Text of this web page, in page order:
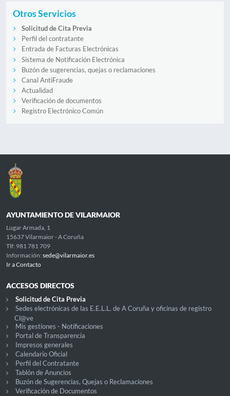
Otros Servicios
Solicitud de Cita Previa
Perfil del contratante
Entrada de Facturas Electrónicas
Sistema de Notificación Electrónica
Buzón de sugerencias, quejas o reclamaciones
Canal AntiFraude
Actualidad
Verificación de documentos
Registro Electrónico Común
AYUNTAMIENTO DE VILARMAIOR
Lugar Armada, 1
15637 Vilarmaior - A Coruña
Tlf: 981 781 709
Información: sede@vilarmaior.es
Ir a Contacto
ACCESOS DIRECTOS
Solicitud de Cita Previa
Sedes electrónicas de las E.E.L.L. de A Coruña y oficinas de registro
Cl@ve
Mis gestiones - Notificaciones
Portal de Transparencia
Impresos generales
Calendario Oficial
Perfil del Contratante
Tablón de Anuncios
Buzón de Sugerencias, Quejas o Reclamaciones
Verificación de Documentos